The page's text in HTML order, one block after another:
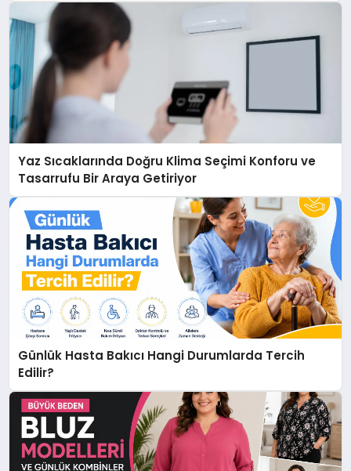
Yaz Sıcaklarında Doğru Klima Seçimi Konforu ve
Tasarrufu Bir Araya Getiriyor
Günlük Hasta Bakıcı Hangi Durumlarda Tercih
Edilir?